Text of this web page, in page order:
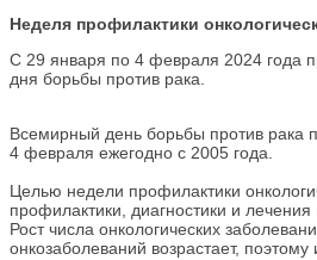
Неделя профилактики
С 29 января по 4 февраля 2024 года
дня борьбы против рака.
Всемирный день борьбы против рака
4 февраля ежегодно с 2005 года.
Целью недели профилактики
профилактики, диагностики и
Рост числа онкологических
онкозаболеваний возрастает,